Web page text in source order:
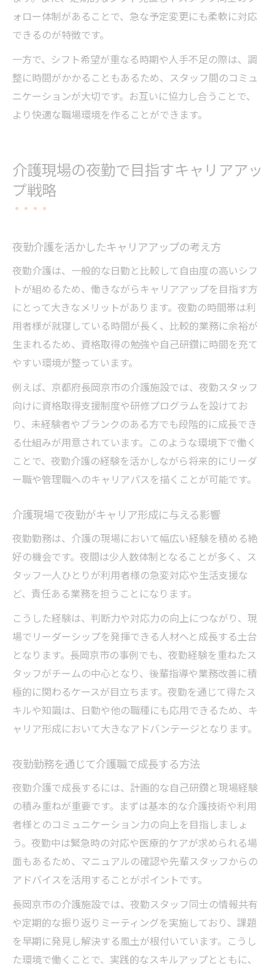
ォロー体制があることで、急な予定変更にも柔軟に対応
できるのが特徴です。
一方で、シフト希望が重なる時期や人手不足の際は、調
整に時間がかかることもあるため、スタッフ間のコミュ
ニケーションが大切です。お互いに協力し合うことで、
より快適な職場環境を作ることができます。
介護現場の夜勤で目指すキャリアアッ
プ戦略
夜勤介護を活かしたキャリアアップの考え方
夜勤介護は、一般的な日勤と比較して自由度の高いシフ
トが組めるため、働きながらキャリアアップを目指す方
にとって大きなメリットがあります。夜勤の時間帯は利
用者様が就寝している時間が長く、比較的業務に余裕が
生まれるため、資格取得の勉強や自己研鑽に時間を充て
やすい環境が整っています。
例えば、京都府長岡京市の介護施設では、夜勤スタッフ
向けに資格取得支援制度や研修プログラムを設けてお
り、未経験者やブランクのある方でも段階的に成長でき
る仕組みが用意されています。このような環境下で働く
ことで、夜勤介護の経験を活かしながら将来的にリーダ
ー職や管理職へのキャリアパスを描くことが可能です。
介護現場で夜勤がキャリア形成に与える影響
夜勤勤務は、介護の現場において幅広い経験を積める絶
好の機会です。夜間は少人数体制となることが多く、ス
タッフ一人ひとりが利用者様の急変対応や生活支援な
ど、責任ある業務を担うことになります。
こうした経験は、判断力や対応力の向上につながり、現
場でリーダーシップを発揮できる人材へと成長する土台
となります。長岡京市の事例でも、夜勤経験を重ねたス
タッフがチームの中心となり、後輩指導や業務改善に積
極的に関わるケースが目立ちます。夜勤を通じて得たス
キルや知識は、日勤や他の職種にも応用できるため、キ
ャリア形成において大きなアドバンテージとなります。
夜勤勤務を通じて介護職で成長する方法
夜勤介護で成長するには、計画的な自己研鑽と現場経験
の積み重ねが重要です。まずは基本的な介護技術や利用
者様とのコミュニケーション力の向上を目指しましょ
う。夜勤中は緊急時の対応や医療的ケアが求められる場
面もあるため、マニュアルの確認や先輩スタッフからの
アドバイスを活用することがポイントです。
長岡京市の介護施設では、夜勤スタッフ同士の情報共有
や定期的な振り返りミーティングを実施しており、課題
を早期に発見し解決する風土が根付いています。こうし
た環境で働くことで、実践的なスキルアップとともに、